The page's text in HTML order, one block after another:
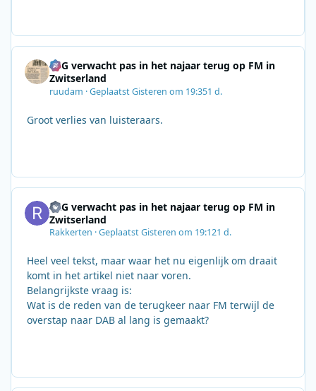
SRG verwacht pas in het najaar terug op FM in
Zwitserland
ruudam ·GeplaatstGisteren om 19:351 d.
Groot verlies van luisteraars.
SRG verwacht pas in het najaar terug op FM in
Zwitserland
Rakkerten ·GeplaatstGisteren om 19:121 d.
Heel veel tekst, maar waar het nu eigenlijk om draait
komt in het artikel niet naar voren.
Belangrijkste vraag is:
Wat is de reden van de terugkeer naar FM terwijl de
overstap naar DAB al lang is gemaakt?